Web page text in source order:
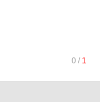
0/ 1